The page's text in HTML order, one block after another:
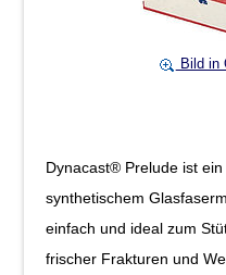
Bild in
Dynacast® Prelude ist
synthetischem
einfach und ideal zum
frischer Frakturen und